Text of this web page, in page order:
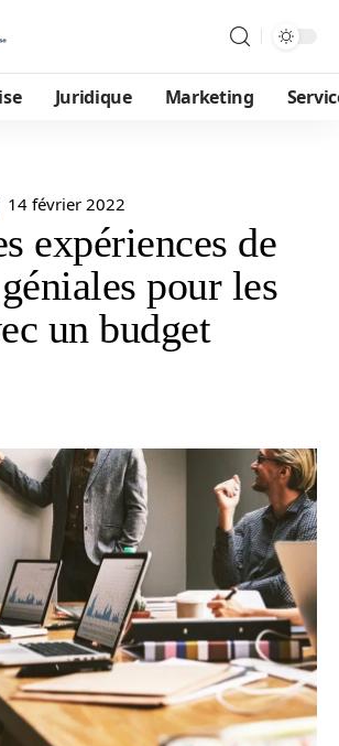
Juridique Marketing
14 février 2022
expériences de
pour les
un budget